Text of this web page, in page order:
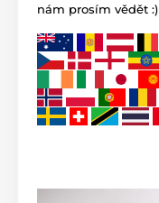
nám prosím vědět :)